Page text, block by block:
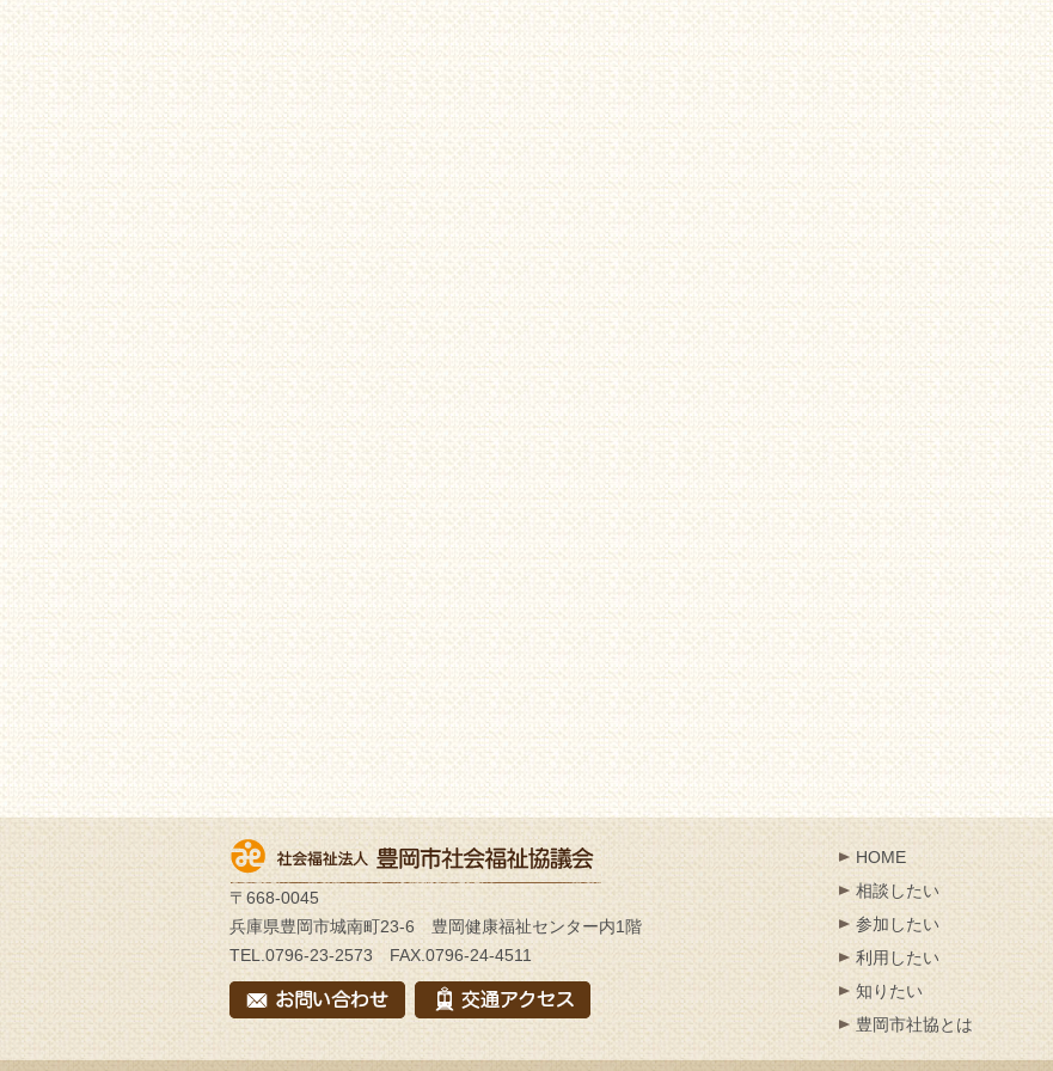
〒668-0045
兵庫県豊岡市城南町23-6 豊岡健康福祉センター内1階
TEL.0796-23-2573 FAX.0796-24-4511
HOME
相談したい
参加したい
利用したい
知りたい
豊岡市社協とは